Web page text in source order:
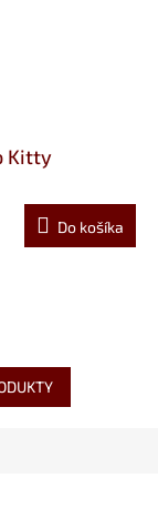
Kitty
Do košíka